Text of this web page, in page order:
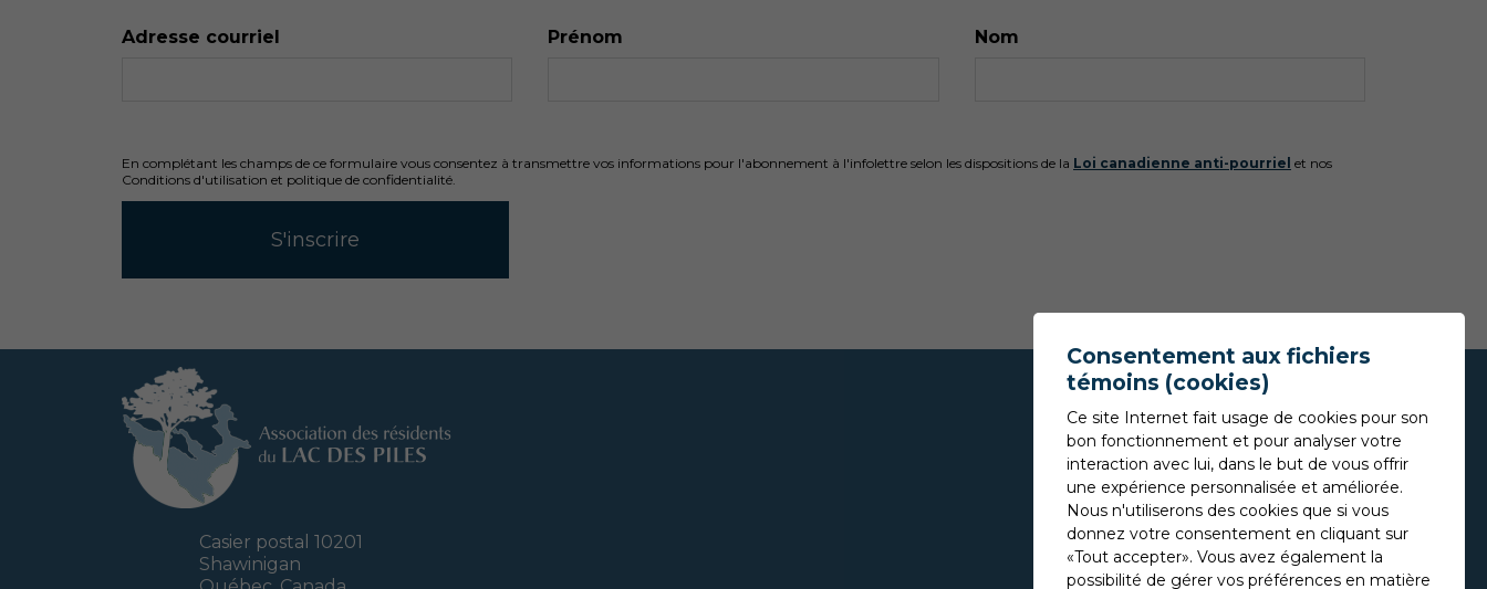
Adresse courriel Prénom Nom
En complétant les champs de ce formulaire vous consentez à transmettre vos informations pour l'abonnement à l'infolettre selon les dispositions de la Loi canadienne anti-pourriel et nos
Conditions d'utilisation et politique de confidentialité.
Casier postal 10201
Shawinigan
Consentement aux fichiers
témoins (cookies)
Ce site Internet fait usage de cookies pour son
bon fonctionnement et pour analyser votre
interaction avec lui, dans le but de vous offrir
une expérience personnalisée et améliorée.
Nous n'utiliserons des cookies que si vous
donnez votre consentement en cliquant sur
«Tout accepter». Vous avez également la
possibilité de gérer vos préférences en matière